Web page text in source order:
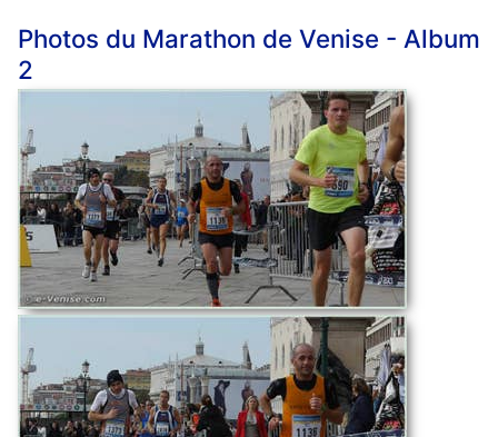
Photos du Marathon de Venise - Album
2